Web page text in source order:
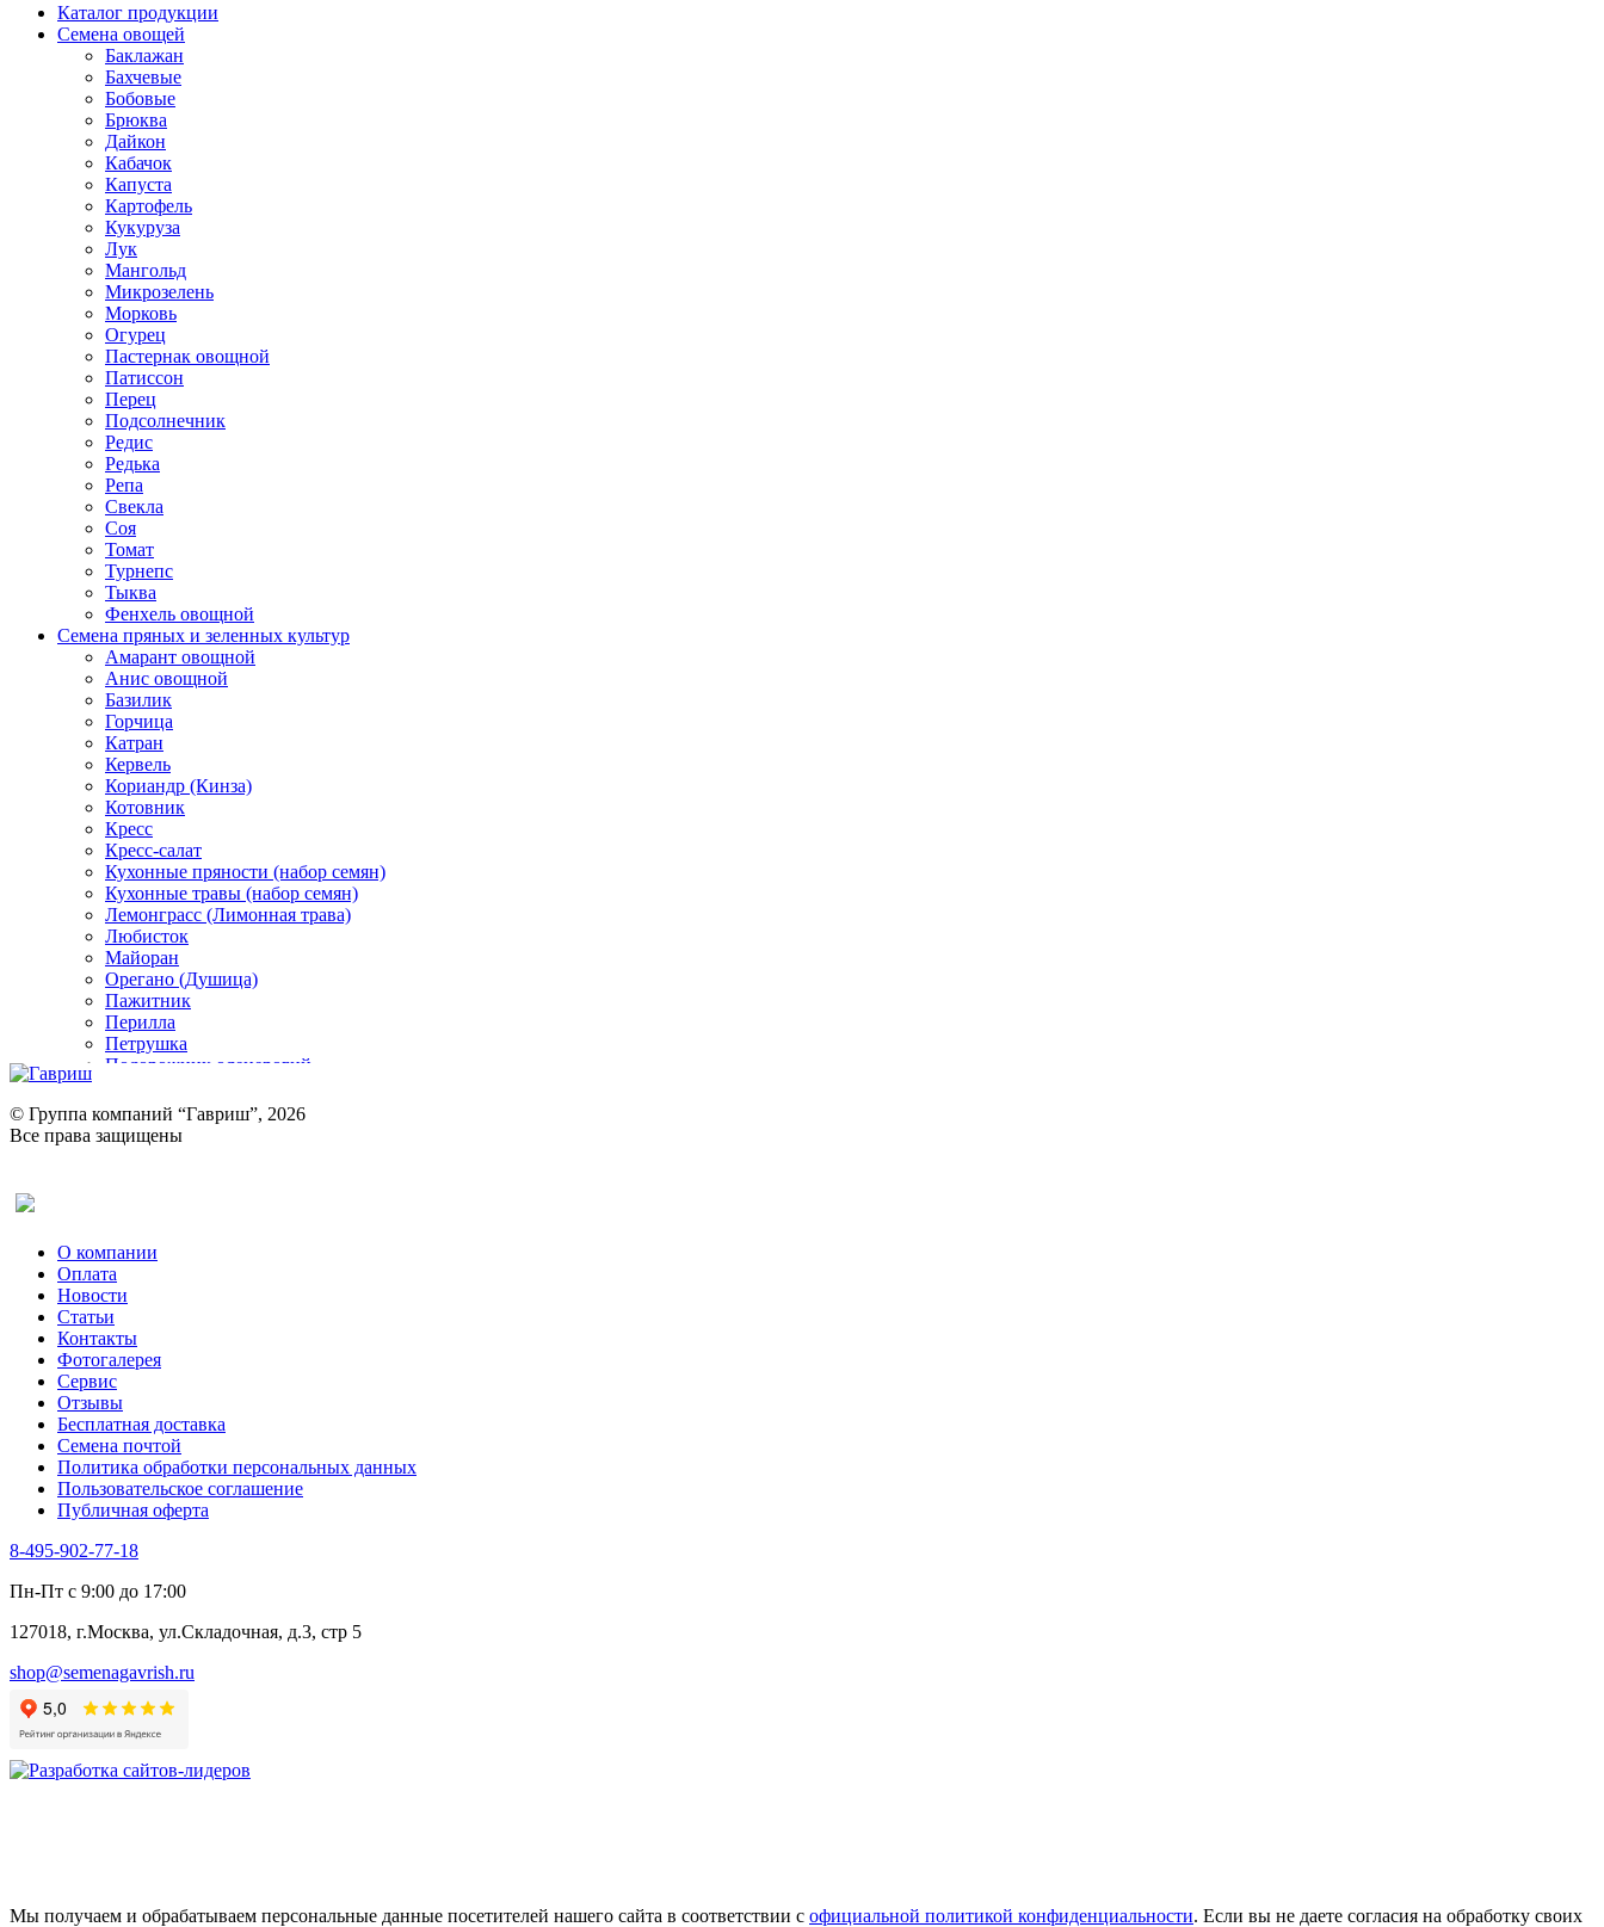
Каталог продукции
Семена овощей
Баклажан
Бахчевые
Бобовые
Брюква
Дайкон
Кабачок
Капуста
Картофель
Кукуруза
Лук
Мангольд
Микрозелень
Морковь
Огурец
Пастернак овощной
Патиссон
Перец
Подсолнечник
Редис
Редька
Репа
Свекла
Соя
Томат
Турнепс
Тыква
Фенхель овощной
Семена пряных и зеленных культур
Амарант овощной
Анис овощной
Базилик
Горчица
Катран
Кервель
Кориандр (Кинза)
Котовник
Кресс
Кресс-салат
Кухонные пряности (набор семян)
Кухонные травы (набор семян)
Лемонграсс (Лимонная трава)
Любисток
Майоран
Орегано (Душица)
Пажитник
Перилла
Петрушка
Подорожник оленерогий
Ревень
Рукола
Рута
Тмин
Трава для чая
Туласи
Укроп
Фенхель пряный
Хризантема овощная
Цикорий пряный
Цикорий салатный (Витлуф)
Черемша
Шпинат
Щавель
Эндивий
Эстрагон
Алтей
Анис
Бессмертник
Валериана
Валерианелла
Гибискус лекарственный
Девясил
Душица
Змееголовник
© Группа компаний “Гавриш”, 2026
Все права защищены
О компании
Оплата
Новости
Статьи
Контакты
Фотогалерея​
Сервис
Отзывы
Бесплатная доставка
Семена почтой
Политика обработки персональных данных
Пользовательское соглашение
Публичная оферта
8-495-902-77-18
Пн-Пт с 9:00 до 17:00
127018, г.Москва, ул.Складочная, д.3, стр 5
shop@semenagavrish.ru
Мы получаем и обрабатываем персональные данные посетителей нашего сайта в соответствии с официальной политикой конфиденциальности. Если вы не даете согласия на обработку своих